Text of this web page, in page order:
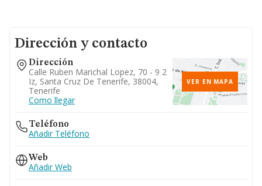
Dirección y contacto
Dirección
Calle Ruben Marichal Lopez, 70 - 9 2
Iz, Santa Cruz De Tenerife, 38004,
Tenerife
Como llegar
VER EN MAPA
Teléfono
Añadir Teléfono
Web
Añadir Web